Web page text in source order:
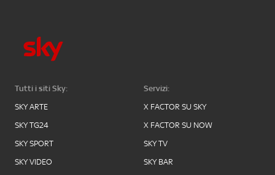
Tutti i siti Sky:
SKY ARTE
SKY TG24
SKY SPORT
SKY VIDEO
Servizi:
X FACTOR SU SKY
X FACTOR SU NOW
SKY TV
SKY BAR